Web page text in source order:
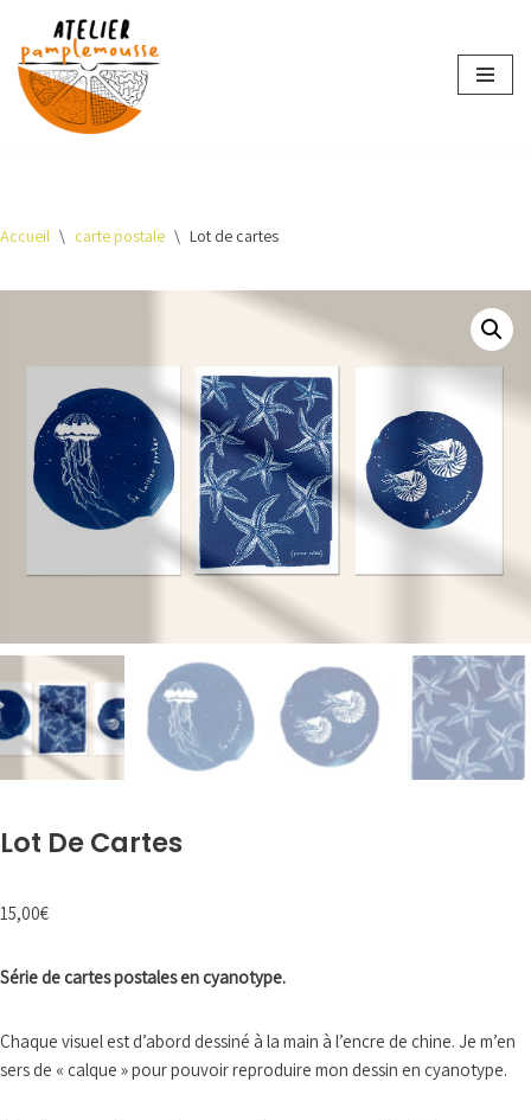
Aller
au
contenu
Accueil \ carte postale \ Lot de cartes
Lot De Cartes
15,00€
Série de cartes postales en cyanotype.
Chaque visuel est d’abord dessiné à la main à l’encre de chine. Je m’en
sers de « calque » pour pouvoir reproduire mon dessin en cyanotype.